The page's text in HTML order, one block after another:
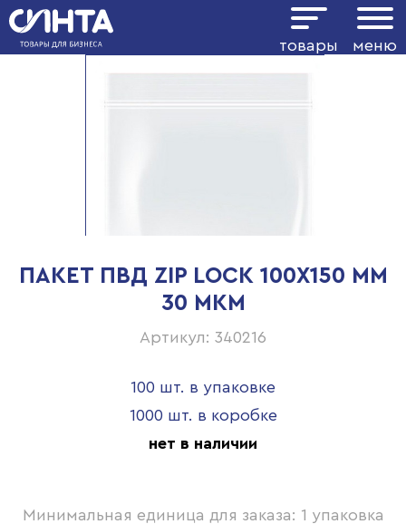
товары меню
ПАКЕТ ПВД ZIP LOCK 100Х150 ММ
30 МКМ
Артикул: 340216
100 шт. в упаковке
1000 шт. в коробке
нет в наличии
Минимальная единица для заказа: 1 упаковка